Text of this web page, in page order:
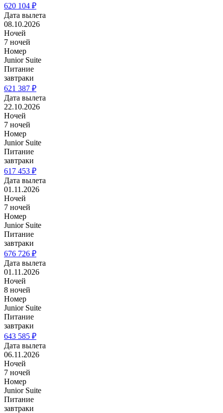
620 104 ₽
Дата вылета
08.10.2026
Ночей
7 ночей
Номер
Junior Suite
Питание
завтраки
621 387 ₽
Дата вылета
22.10.2026
Ночей
7 ночей
Номер
Junior Suite
Питание
завтраки
617 453 ₽
Дата вылета
01.11.2026
Ночей
7 ночей
Номер
Junior Suite
Питание
завтраки
676 726 ₽
Дата вылета
01.11.2026
Ночей
8 ночей
Номер
Junior Suite
Питание
завтраки
643 585 ₽
Дата вылета
06.11.2026
Ночей
7 ночей
Номер
Junior Suite
Питание
завтраки